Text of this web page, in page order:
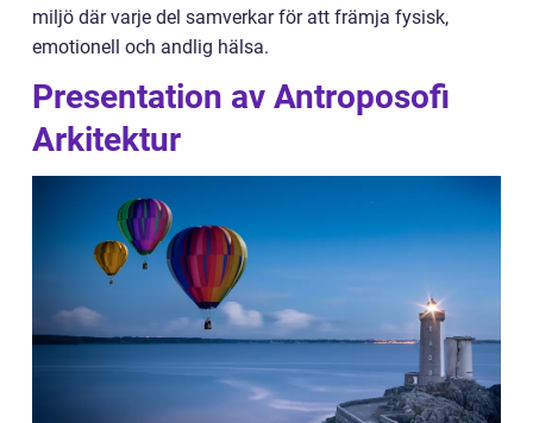
miljö där varje del samverkar för att främja fysisk,
emotionell och andlig hälsa.
Presentation av Antroposofi
Arkitektur